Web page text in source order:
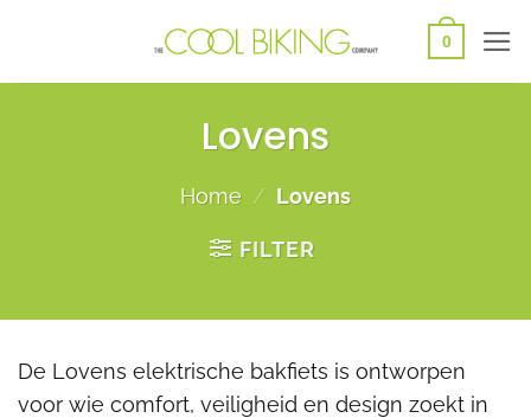
inhoud
0
Lovens
Home / Lovens
FILTER
De Lovens elektrische bakfiets is ontworpen
voor wie comfort, veiligheid en design zoekt in